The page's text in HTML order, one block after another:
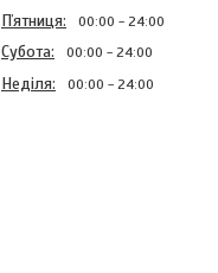
Пʼятниця 00:00 24:00
Субота 00:00 24:00
Неділя 00:00 24:00